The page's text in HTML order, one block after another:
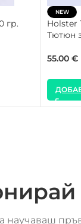
гр.
NEW
Holster
Тютюн
55.00 €
научаваш